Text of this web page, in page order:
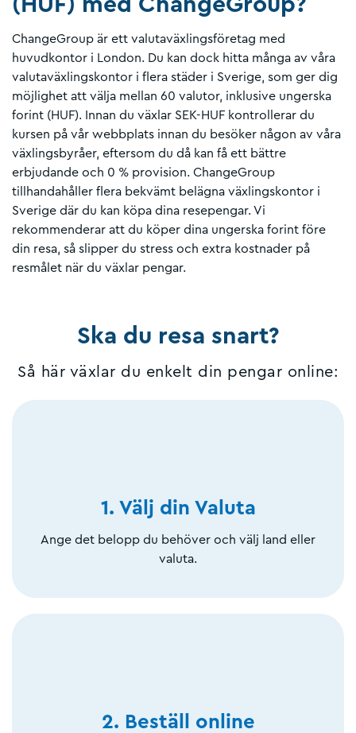
ChangeGroup är ett valutaväxlingsföretag med
huvudkontor i London. Du kan dock hitta många av våra
valutaväxlingskontor i flera städer i Sverige, som ger dig
möjlighet att välja mellan 60 valutor, inklusive ungerska
forint (HUF). Innan du växlar SEK-HUF kontrollerar du
kursen på vår webbplats innan du besöker någon av våra
växlingsbyråer, eftersom du då kan få ett bättre
erbjudande och 0 % provision. ChangeGroup
tillhandahåller flera bekvämt belägna växlingskontor i
Sverige där du kan köpa dina resepengar. Vi
rekommenderar att du köper dina ungerska forint före
din resa, så slipper du stress och extra kostnader på
resmålet när du växlar pengar.
Ska du resa snart?
Så här växlar du enkelt din pengar online:
1. Välj din Valuta
Ange det belopp du behöver och välj land eller
valuta.
2. Beställ online